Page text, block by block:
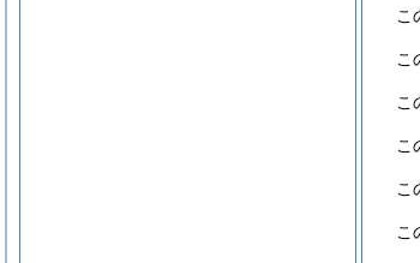
こ
こ
こ
こ
こ
こ